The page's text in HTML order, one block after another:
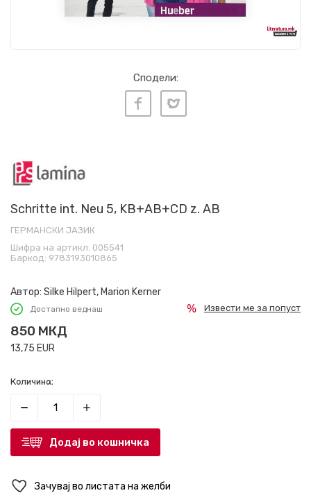
Сподели:
Schritte int. Neu 5, KB+AB+CD z. AB
ГЕРМАНСКИ ЈАЗИК
Шифра на артикл: 005541
Баркод: 9783193010865
Автор: Silke Hilpert, Marion Kerner
Достапно веднаш
850 МКД
13,75 EUR
Извести ме за попуст
Количина:
Додај во кошничка
Зачувај во листата на желби